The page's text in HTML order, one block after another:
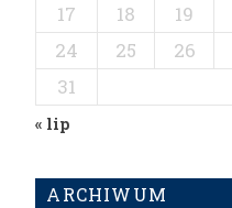
17
18 19
24
25 26
31
« lip
ARCHIWUM